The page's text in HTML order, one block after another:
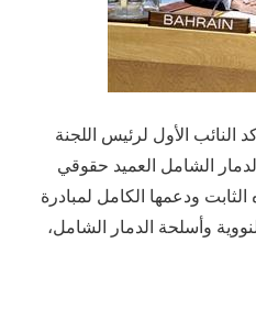
ش أ/ أكد النائب الأول لرئيس اللجنة
الشامل العميد حقوقي
ودعمها الكامل لمبادرة
وأسلحة الدمار الشامل،